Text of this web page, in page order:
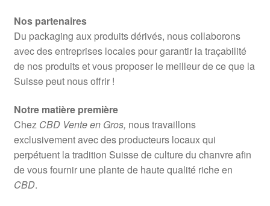
Nos partenaires
Du packaging aux produits dérivés, nous collaborons
avec des entreprises locales pour garantir la traçabilité
de nos produits et vous proposer le meilleur de ce que la
Suisse peut nous offrir !
Notre matière première
Chez CBD Vente en Gros, nous travaillons
exclusivement avec des producteurs locaux qui
perpétuent la tradition Suisse de culture du chanvre afin
de vous fournir une plante de haute qualité riche en
CBD.